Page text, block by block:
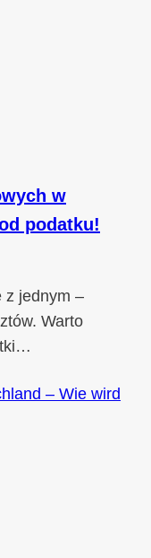
w
podatku!
z jednym –
Warto